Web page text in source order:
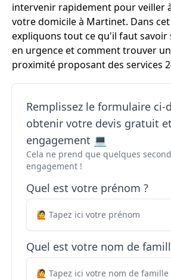
intervenir rapidement pour veiller
votre domicile à Martinet. Dans
expliquons tout ce qu'il faut savoir
en urgence et comment trouver
proximité proposant des services
Remplissez le formulaire ci-
obtenir votre devis gratuit
engagement 💻
Cela ne prend que quelques
engagement !
Quel est votre prénom ?
Quel est votre nom de